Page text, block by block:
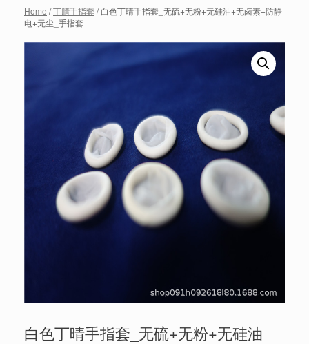
Home /丁腈手指套 / 白色丁晴手指套_无硫+无粉+无硅油+无卤素+防静
电+无尘_手指套
白色丁晴手指套_无硫+无粉+无硅油